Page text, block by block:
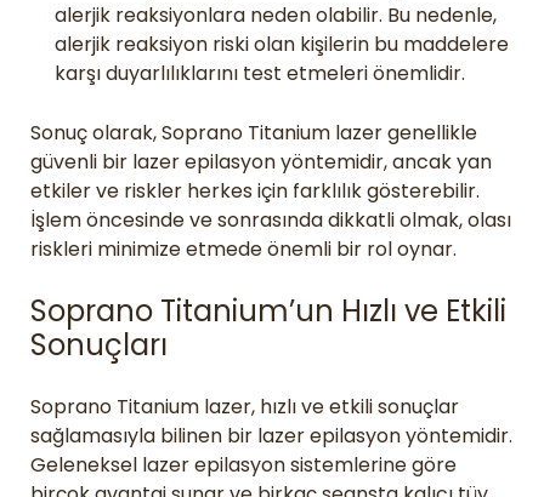
alerjik reaksiyonlara neden olabilir. Bu nedenle,
alerjik reaksiyon riski olan kişilerin bu maddelere
karşı duyarlılıklarını test etmeleri önemlidir.
Sonuç olarak, Soprano Titanium lazer genellikle
güvenli bir lazer epilasyon yöntemidir, ancak yan
etkiler ve riskler herkes için farklılık gösterebilir.
İşlem öncesinde ve sonrasında dikkatli olmak, olası
riskleri minimize etmede önemli bir rol oynar.
Soprano Titanium’un Hızlı ve Etkili
Sonuçları
Soprano Titanium lazer, hızlı ve etkili sonuçlar
sağlamasıyla bilinen bir lazer epilasyon yöntemidir.
Geleneksel lazer epilasyon sistemlerine göre